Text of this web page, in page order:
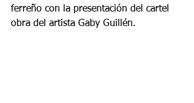
ferreño con la presentación del cartel
obra del artista Gaby Guillén.